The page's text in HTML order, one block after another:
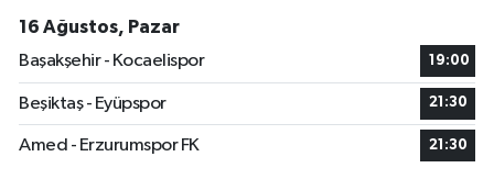
16 Ağustos, Pazar
Başakşehir - Kocaelispor
19:00
Beşiktaş - Eyüpspor 21:30
Amed - Erzurumspor FK 21:30